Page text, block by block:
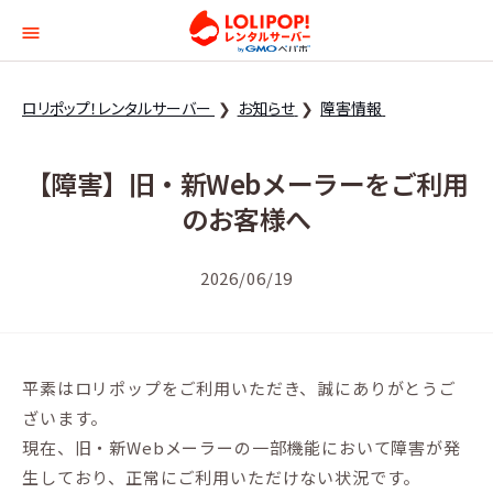
ロリポップ！レンタル
ロリポップ！レンタルサーバー お知らせ 障害情報
【障害】旧・新Webメーラーをご利用
のお客様へ
2026/06/19
平素はロリポップをご利用いただき、誠にありがとうご
ざいます。
現在、旧・新Webメーラーの一部機能において障害が発
生しており、正常にご利用いただけない状況です。